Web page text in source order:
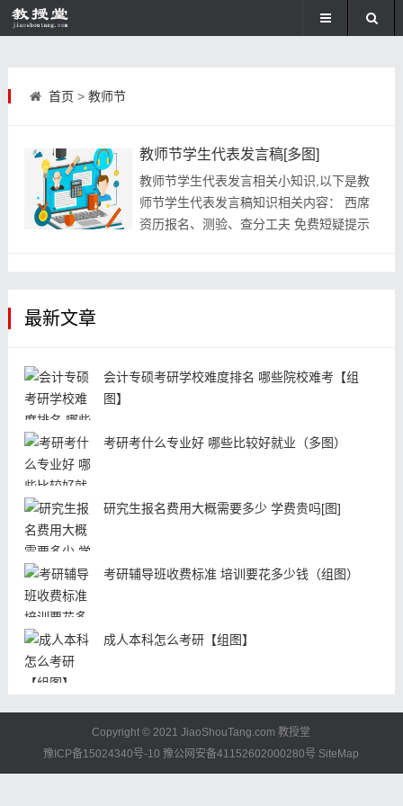
首页 > 教师节
教师节学生代表发言稿[多图]
教师节学生代表发言相关小知识,以下是教
师节学生代表发言稿知识相关内容： 西席
资历报名、测验、查分工夫 免费短疑提示
最新文章
会计专硕考研学校难度排名 哪些院校难考【组
图】
考研考什么专业好 哪些比较好就业（多图）
研究生报名费用大概需要多少 学费贵吗[图]
考研辅导班收费标准 培训要花多少钱（组图）
成人本科怎么考研【组图】
Copyright © 2021 JiaoShouTang.com教授堂
豫ICP备15024340号-10 豫公网安备41152602000280号 SiteMap